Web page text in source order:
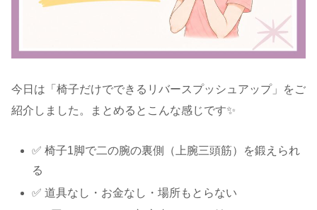
今日は「椅子だけでできるリバースプッシュアップ」をご
紹介しました。まとめるとこんな感じです✨
✅ 椅子1脚で二の腕の裏側（上腕三頭筋）を鍛えられ
る
✅ 道具なし・お金なし・場所もとらない